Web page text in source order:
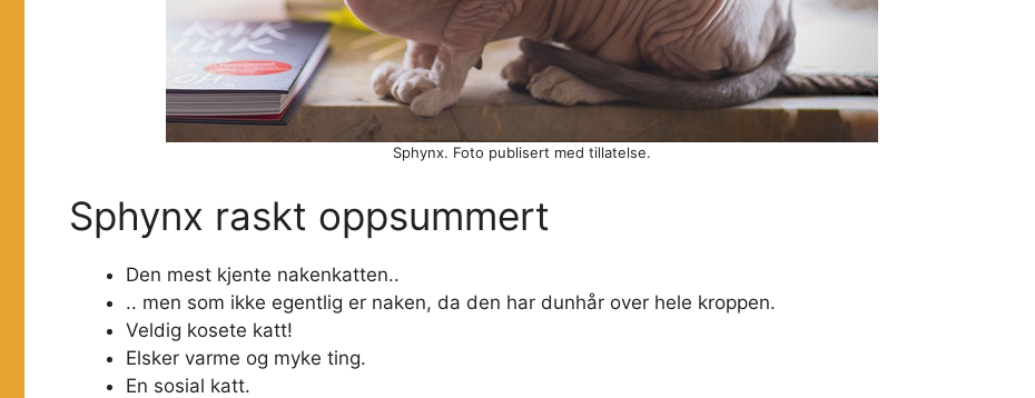
Sphynx. Foto publisert med tillatelse.
Sphynx raskt oppsummert
Den mest kjente nakenkatten..
.. men som ikke egentlig er naken, da den har dunhår over hele kroppen.
Veldig kosete katt!
Elsker varme og myke ting.
En sosial katt.